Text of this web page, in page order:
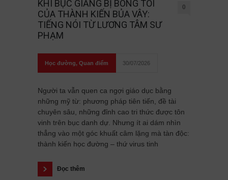
KHI BỤC GIẢNG BỊ BÓNG TỐI
CỦA THÀNH KIẾN BỦA VÂY:
TIẾNG NÓI TỪ LƯƠNG TÂM SƯ
PHẠM
0
Học đường, Quan điểm 30/07/2026
Người ta vẫn quen ca ngợi giáo dục bằng
những mỹ từ: phương pháp tiên tiến, đề tài
chuyên sâu, những đỉnh cao tri thức được tôn
vinh trên bục danh dự. Nhưng ít ai dám nhìn
thẳng vào một góc khuất câm lặng mà tàn độc:
thành kiến học đường – thứ virus tinh
Đọc thêm